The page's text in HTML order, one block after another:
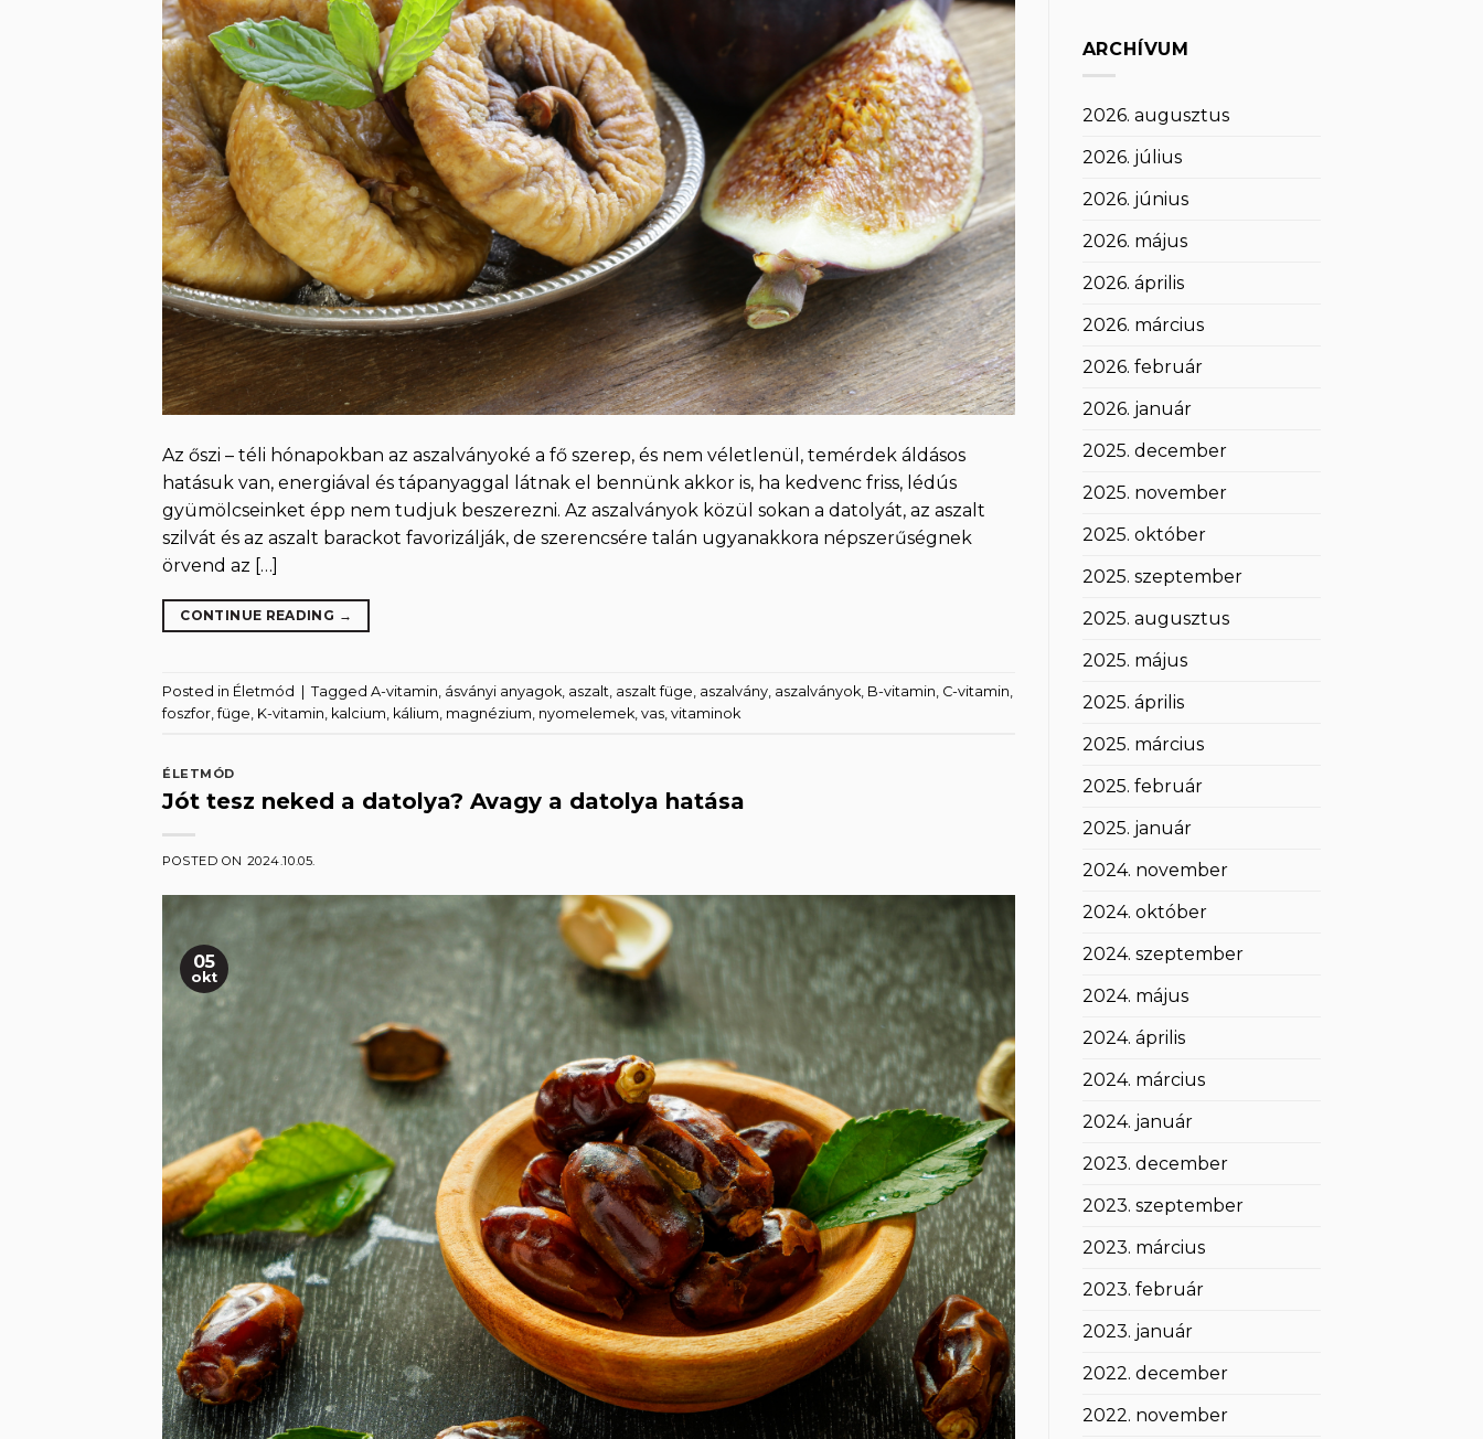
Az őszi – téli hónapokban az aszalványoké a fő szerep, és nem véletlenül, temérdek áldásos
hatásuk van, energiával és tápanyaggal látnak el bennünk akkor is, ha kedvenc friss, lédús
gyümölcseinket épp nem tudjuk beszerezni. Az aszalványok közül sokan a datolyát, az aszalt
szilvát és az aszalt barackot favorizálják, de szerencsére talán ugyanakkora népszerűségnek
örvend az […]
CONTINUE READING →
Posted in Életmód Tagged A-vitamin ásványi anyagok aszalt aszalt füge aszalvány aszalványok B-vitamin C-vitamin
foszfor ,füge K-vitamin kalcium kálium magnézium nyomelemek vas vitaminok
ÉLETMÓD
Jót tesz neked a datolya? Avagy a datolya hatása
POSTED ON 2024.10.05.
05
okt
ARCHÍVUM
2026. augusztus
2026. július
2026. június
2026. május
2026. április
2026. március
2026. február
2026. január
2025. december
2025. november
2025. október
2025. szeptember
2025. augusztus
2025. május
2025. április
2025. március
2025. február
2025. január
2024. november
2024. október
2024. szeptember
2024. május
2024. április
2024. március
2024. január
2023. december
2023. szeptember
2023. március
2023. február
2023. január
2022. december
2022. november